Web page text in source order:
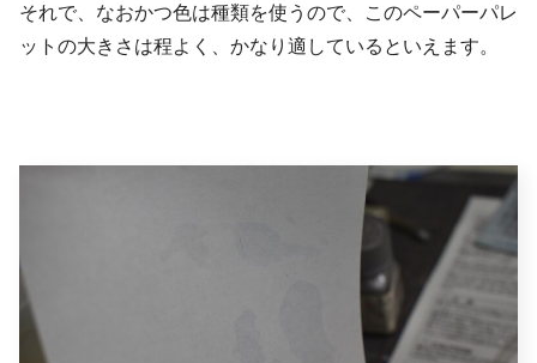
それで、なおかつ色は種類を使うので、このペーパーパレ
ットの大きさは程よく、かなり適しているといえます。